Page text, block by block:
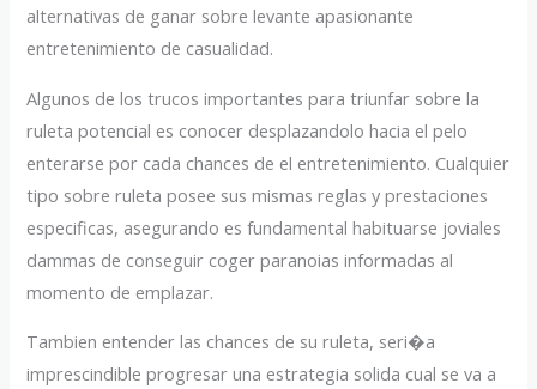
alternativas de ganar sobre levante apasionante
entretenimiento de casualidad.
Algunos de los trucos importantes para triunfar sobre la
ruleta potencial es conocer desplazandolo hacia el pelo
enterarse por cada chances de el entretenimiento. Cualquier
tipo sobre ruleta posee sus mismas reglas y prestaciones
especificas, asegurando es fundamental habituarse joviales
dammas de conseguir coger paranoias informadas al
momento de emplazar.
Tambien entender las chances de su ruleta, seri�a
imprescindible progresar una estrategia solida cual se va a